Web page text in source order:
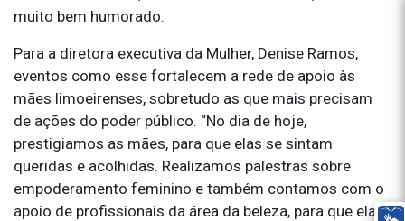
muito bem humorado.
Para a diretora executiva da Mulher, Denise Ramos,
eventos como esse fortalecem a rede de apoio às
mães limoeirenses, sobretudo as que mais precisam
de ações do poder público. “No dia de hoje,
prestigiamos as mães, para que elas se sintam
queridas e acolhidas. Realizamos palestras sobre
empoderamento feminino e também contamos com o
apoio de profissionais da área da beleza, para que elas